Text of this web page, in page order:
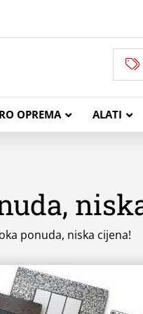
OPREMA ALATI
KABELI
E90
Kabel
ponuda, niska cijena!